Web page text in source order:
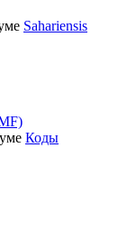
Sahariensis
Коды